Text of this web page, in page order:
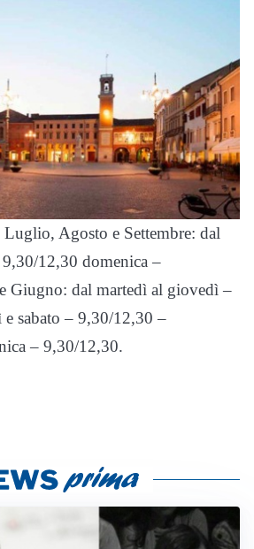
Agosto e Settembre: dal
12,30 domenica –
Giugno: dal martedì al giovedì –
sabato – 9,30/12,30 –
– 9,30/12,30.